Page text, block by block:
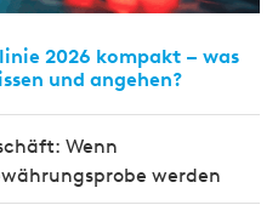
2026 kompakt – was
und angehen?
Wenn
werden